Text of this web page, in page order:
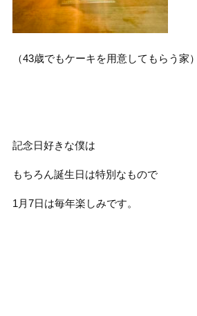
（43歳でもケーキを用意してもらう家）
記念日好きな僕は
もちろん誕生日は特別なもので
1月7日は毎年楽しみです。